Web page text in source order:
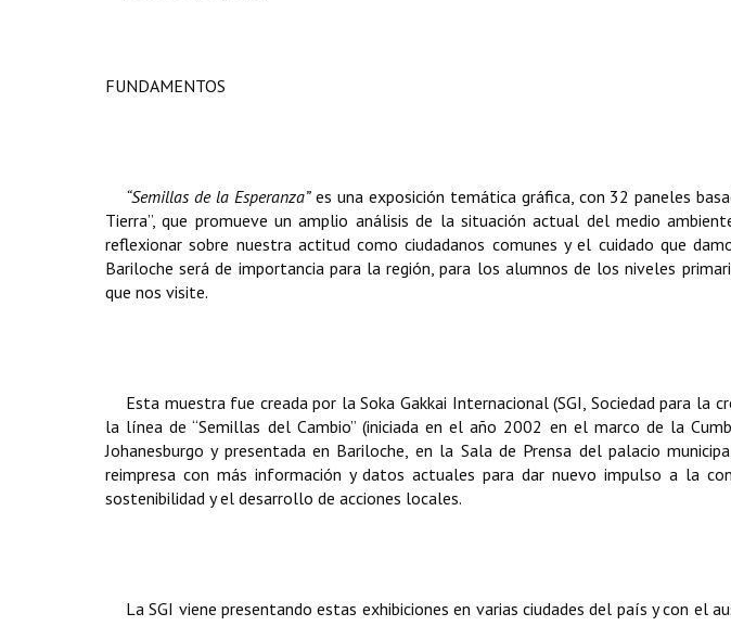
FUNDAMENTOS
“Semillas de la Esperanza”es una exposición temática gráfica, con 32 paneles
Tierra”, que promueve un amplio análisis de la situación actual del medio
reflexionar sobre nuestra actitud como ciudadanos comunes y el cuidado que
Bariloche será de importancia para la región, para los alumnos de los niveles
que nos visite.
Esta muestra fue creada por la Soka Gakkai Internacional (SGI, Sociedad para la
la línea de “Semillas del Cambio” (iniciada en el año 2002 en el marco de la
Johanesburgo y presentada en Bariloche, en la Sala de Prensa del palacio
reimpresa con más información y datos actuales para dar nuevo impulso a la
sostenibilidad y el desarrollo de acciones locales.
La SGI viene presentando estas exhibiciones en varias ciudades del país y con el